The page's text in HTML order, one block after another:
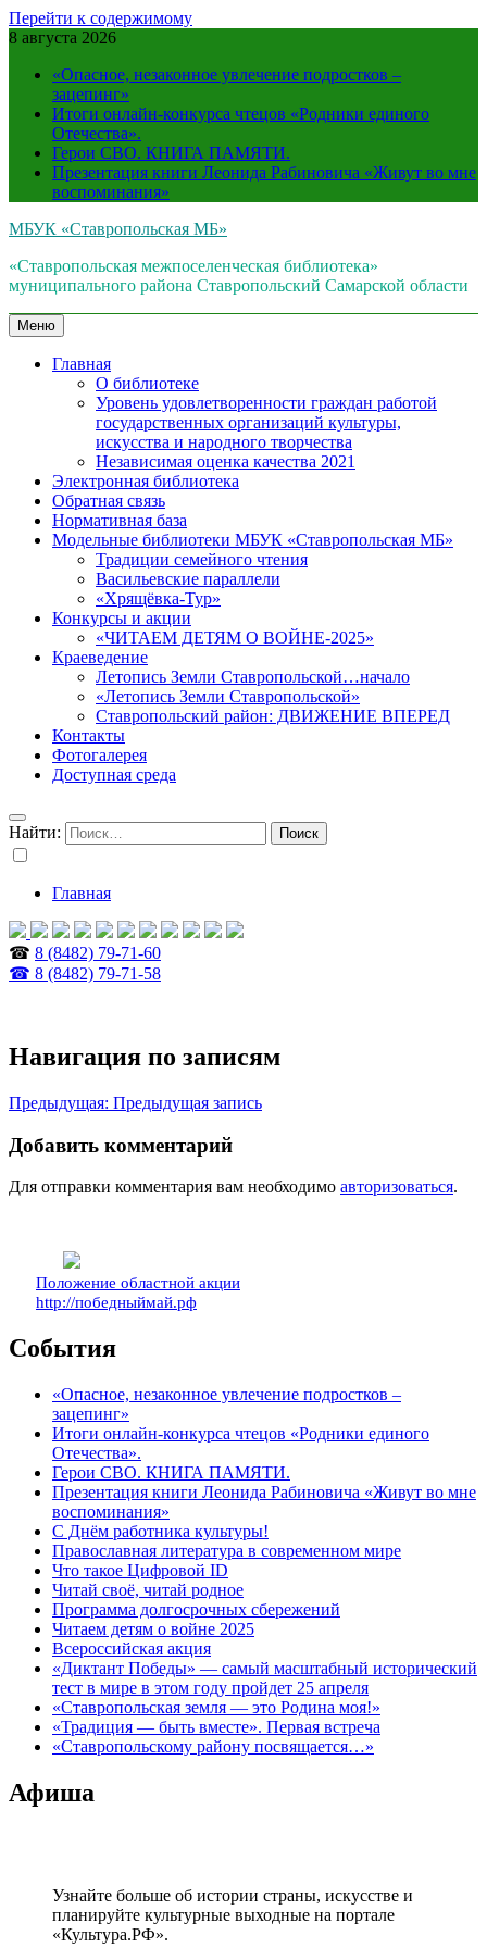
Перейти к содержимому
8 августа 2026
«Опасное, незаконное увлечение подростков –
зацепинг»
Итоги онлайн-конкурса чтецов «Родники единого
Отечества».
Герои СВО. КНИГА ПАМЯТИ.
Презентация книги Леонида Рабиновича «Живут во мне
воспоминания»
МБУК «Ставропольская МБ»
«Ставропольская межпоселенческая библиотека»
муниципального района Ставропольский Самарской области
Меню
Главная
О библиотеке
Уровень удовлетворенности граждан работой
государственных организаций культуры,
искусства и народного творчества
Независимая оценка качества 2021
Электронная библиотека
Обратная связь
Нормативная база
Модельные библиотеки МБУК «Ставропольская МБ»
Традиции семейного чтения
Васильевские параллели
«Хрящёвка-Тур»
Конкурсы и акции
«ЧИТАЕМ ДЕТЯМ О ВОЙНЕ-2025»
Краеведение
Летопись Земли Ставропольской…начало
«Летопись Земли Ставропольской»
Ставропольский район: ДВИЖЕНИЕ ВПЕРЕД
Контакты
Фотогалерея
Доступная среда
Найти:
Главная
☎ 8 (8482) 79-71-60
☎ 8 (8482) 79-71-58
Навигация по записям
Предыдущая: Предыдущая запись
Добавить комментарий
Для отправки комментария вам необходимо авторизоваться.
Положение областной акции
http://победныймай.рф
События
«Опасное, незаконное увлечение подростков –
зацепинг»
Итоги онлайн-конкурса чтецов «Родники единого
Отечества».
Герои СВО. КНИГА ПАМЯТИ.
Презентация книги Леонида Рабиновича «Живут во мне
воспоминания»
С Днём работника культуры!
Православная литература в современном мире
Что такое Цифровой ID
Читай своё, читай родное
Программа долгосрочных сбережений
Читаем детям о войне 2025
Всероссийская акция
«Диктант Победы» — самый масштабный исторический
тест в мире в этом году пройдет 25 апреля
«Ставропольская земля — это Родина моя!»
«Традиция — быть вместе». Первая встреча
«Ставропольскому району посвящается…»
Афиша
Узнайте больше об истории страны, искусстве и
планируйте культурные выходные на портале
«Культура.РФ».